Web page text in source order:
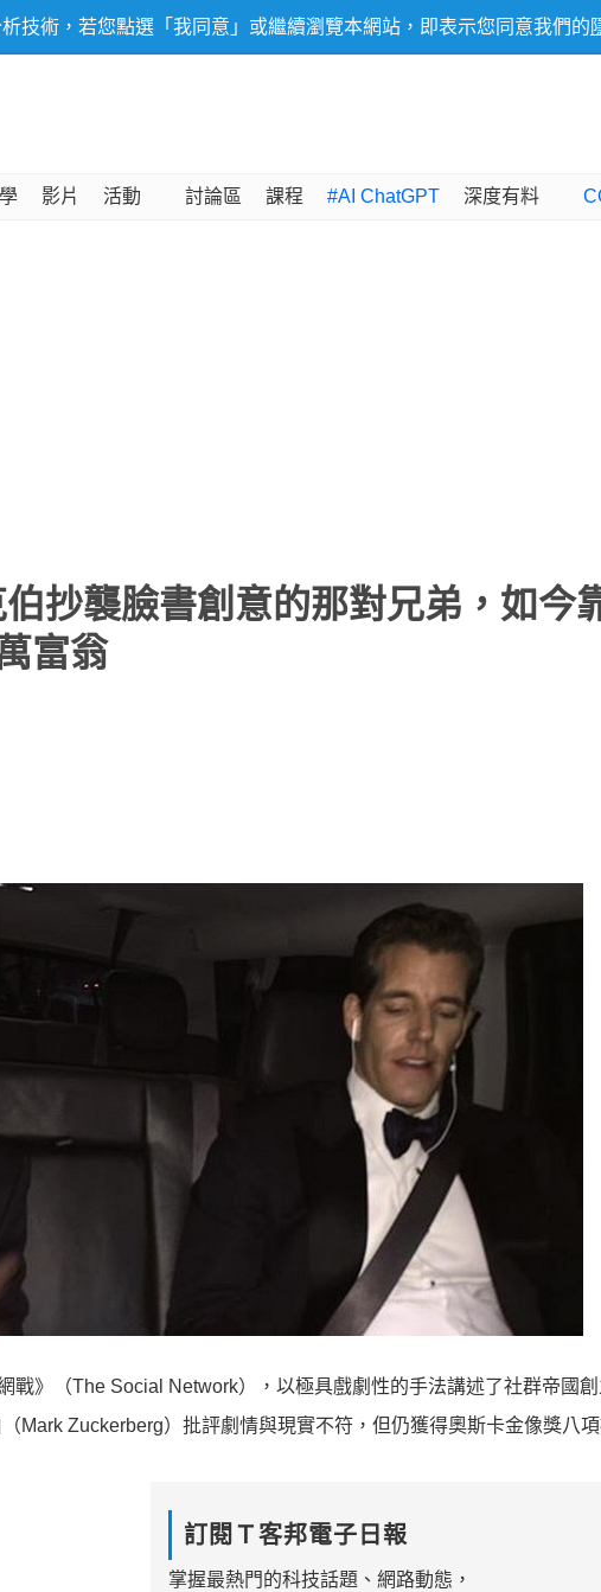
技術，若您點選「我同意」或繼續瀏覽本網站，即表示您同意我們的
影片 活動 討論區 課程 #AI ChatGPT 深度有料
抄襲臉書創意的那對兄弟，如今
富翁
戰》（The Social Network），以極具戲劇性的手法講述了社群帝國
Mark Zuckerberg）批評劇情與現實不符，但仍獲得奧斯卡金像獎八項
訂閱Ｔ客邦電子日報
掌握最熱門的科技話題、網路動態，